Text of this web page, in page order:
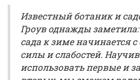
Известный ботаник и
Гроув однажды
сада к зиме начинается с
силы и слабостей.
использовать первые и